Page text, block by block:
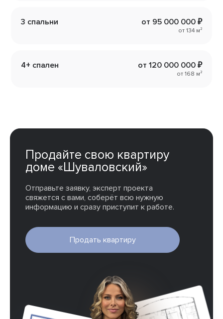
3 спальни от 95 000 000 ₽
от 134 м²
4+ спален от 120 000 000 ₽
от 168 м²
Продайте свою квартиру
доме «Шуваловский»
Отправьте заявку, эксперт проекта
свяжется с вами, соберёт всю нужную
информацию и сразу приступит к работе.
Продать квартиру